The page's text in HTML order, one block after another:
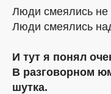
Люди смеялись не
Люди смеялись
И тут я понял
В разговорном
шутка.